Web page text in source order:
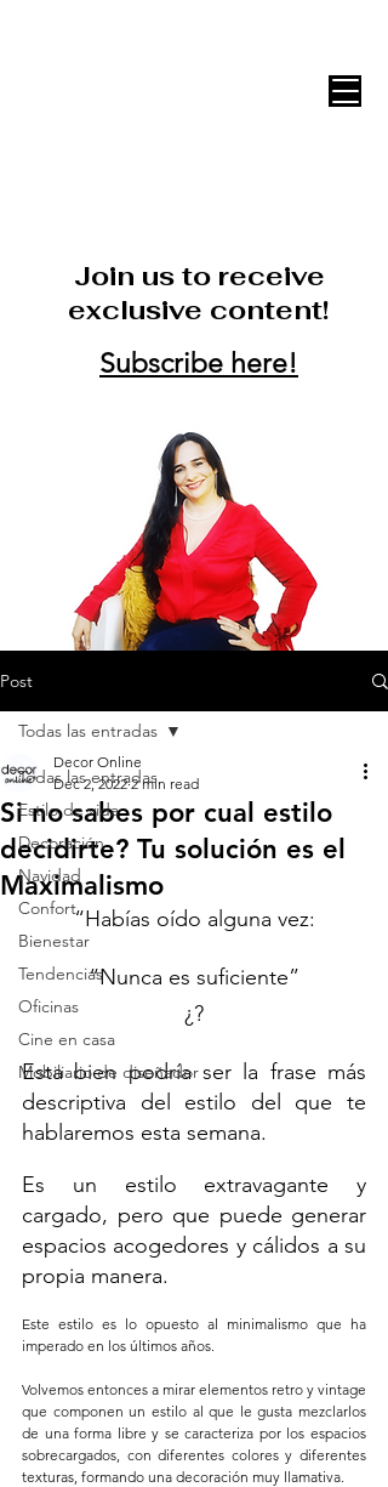
Join us to receive
exclusive content!
Subscribe here!
Post
Todas las entradas
Estilo de vida
Decoración
Navidad
Confort
Bienestar
Tendencias
Oficinas
Cine en casa
Mobiliario de diseñador
Todas las entradas
Si no sabes por cual estilo
decidirte? Tu solución es el
Maximalismo
Decor Online
Dec 2, 2022 2 min read
“Habías oído alguna vez:
“Nunca es suficiente”
¿?
Esta bien podría ser la frase más
descriptiva del estilo del que te
hablaremos esta semana.
Es un estilo extravagante y
cargado, pero que puede generar
espacios acogedores y cálidos a su
propia manera.
Este estilo es lo opuesto al minimalismo que ha
imperado en los últimos años.
Volvemos entonces a mirar elementos retro y vintage
que componen un estilo al que le gusta mezclarlos
de una forma libre y se caracteriza por los espacios
sobrecargados, con diferentes colores y diferentes
texturas, formando una decoración muy llamativa.